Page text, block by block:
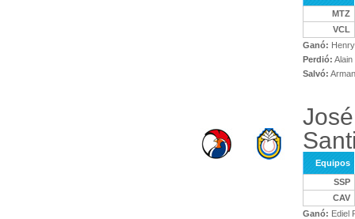
MTZ
VCL
Ganó:
Perdió:
Salvó:
Equipos
SSP
CAV
Ganó: Ediel